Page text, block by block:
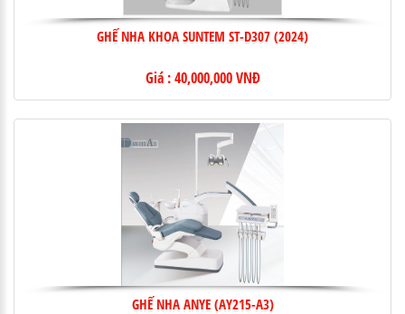
GHẾ NHA KHOA SUNTEM ST-D307 (2024)
Giá : 40,000,000 VNĐ
GHẾ NHA ANYE (AY215-A3)